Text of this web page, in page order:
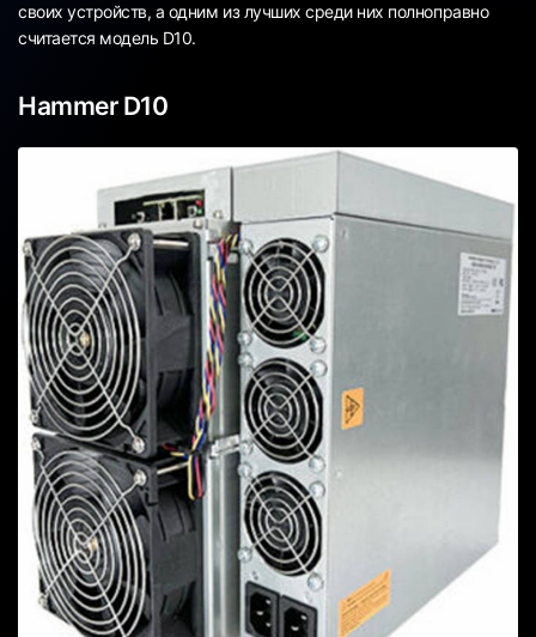
своих устройств, а одним из лучших среди них полноправно
считается модель D10.
Hammer D10